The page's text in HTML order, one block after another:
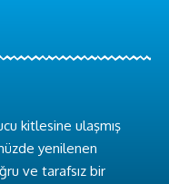
kitlesine ulaşmış
yenilenen
ve tarafsız bir